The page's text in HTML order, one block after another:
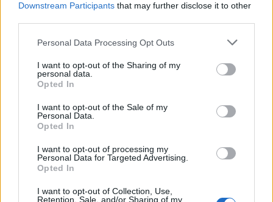
Downstream Participants that may further disclose it to other
Personal Data Processing Opt Outs
I want to opt-out of the Sharing of my
personal data.
Opted In
I want to opt-out of the Sale of my
Personal Data.
Opted In
I want to opt-out of processing my
Personal Data for Targeted Advertising.
Opted In
I want to opt-out of Collection, Use,
Retention, Sale, and/or Sharing of my
119stemmer,
Hent Ord Kryds
Her kan du søge efter dit svar efter niveau nummer, men vi
anbefaler at bruge søgningen med bogstaver.